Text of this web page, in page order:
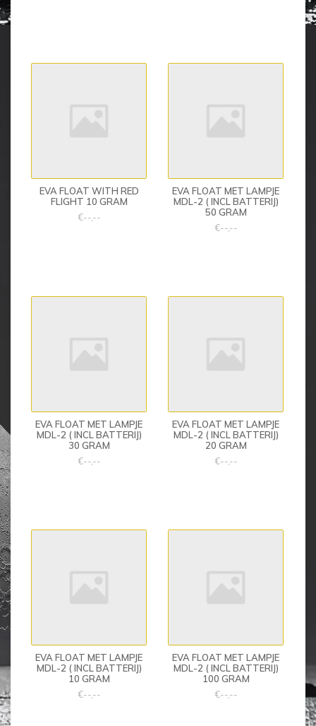
EVA FLOAT WITH RED
FLIGHT 10 GRAM
€--,--
EVA FLOAT MET LAMPJE
MDL-2 ( INCL BATTERIJ)
50 GRAM
€--,--
EVA FLOAT MET LAMPJE
MDL-2 ( INCL BATTERIJ)
30 GRAM
€--,--
EVA FLOAT MET LAMPJE
MDL-2 ( INCL BATTERIJ)
20 GRAM
€--,--
EVA FLOAT MET LAMPJE
MDL-2 ( INCL BATTERIJ)
10 GRAM
€--,--
EVA FLOAT MET LAMPJE
MDL-2 ( INCL BATTERIJ)
100 GRAM
€--,--